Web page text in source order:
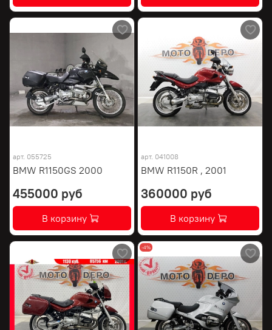
арт. 055725
BMW R1150GS 2000
455000 руб
В корзину
арт. 041008
BMW R1150R , 2001
360000 руб
В корзину
-4%